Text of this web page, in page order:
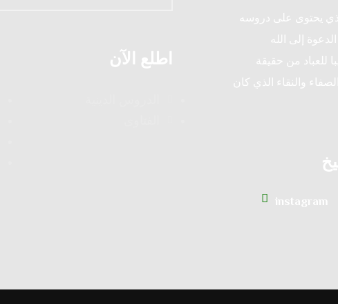
يحتوى على دروسه
إلى الله
للعباد من حقيقة
والنقاء الذي كان
instagram
اطلع الآن